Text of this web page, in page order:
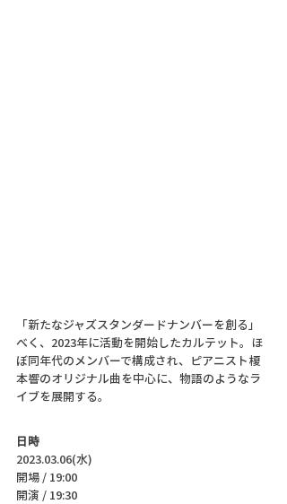
「新たなジャズスタンダードナンバーを創る」
べく、2023年に活動を開始したカルテット。ほ
ぼ同年代のメンバーで構成され、ピアニスト榎
本響のオリジナル曲を中心に、物語のようなラ
イブを展開する。
日時
2023.03.06(水)
開場 / 19:00
開演 / 19:30